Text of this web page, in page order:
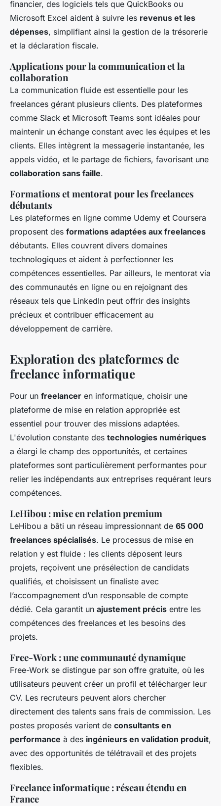
financier, des logiciels tels que QuickBooks ou
Microsoft Excel aident à suivre les revenus et les
dépenses, simplifiant ainsi la gestion de la trésorerie
et la déclaration fiscale.
Applications pour la communication et la
collaboration
La communication fluide est essentielle pour les
freelances gérant plusieurs clients. Des plateformes
comme Slack et Microsoft Teams sont idéales pour
maintenir un échange constant avec les équipes et les
clients. Elles intègrent la messagerie instantanée, les
appels vidéo, et le partage de fichiers, favorisant une
collaboration sans faille.
Formations et mentorat pour les freelances
débutants
Les plateformes en ligne comme Udemy et Coursera
proposent des formations adaptées aux freelances
débutants. Elles couvrent divers domaines
technologiques et aident à perfectionner les
compétences essentielles. Par ailleurs, le mentorat via
des communautés en ligne ou en rejoignant des
réseaux tels que LinkedIn peut offrir des insights
précieux et contribuer efficacement au
développement de carrière.
Exploration des plateformes de
freelance informatique
Pour un freelancer en informatique, choisir une
plateforme de mise en relation appropriée est
essentiel pour trouver des missions adaptées.
L'évolution constante des technologies numériques
a élargi le champ des opportunités, et certaines
plateformes sont particulièrement performantes pour
relier les indépendants aux entreprises requérant leurs
compétences.
LeHibou : mise en relation premium
LeHibou a bâti un réseau impressionnant de 65 000
freelances spécialisés. Le processus de mise en
relation y est fluide : les clients déposent leurs
projets, reçoivent une présélection de candidats
qualifiés, et choisissent un finaliste avec
l’accompagnement d’un responsable de compte
dédié. Cela garantit un ajustement précis entre les
compétences des freelances et les besoins des
projets.
Free-Work : une communauté dynamique
Free-Work se distingue par son offre gratuite, où les
utilisateurs peuvent créer un profil et télécharger leur
CV. Les recruteurs peuvent alors chercher
directement des talents sans frais de commission. Les
postes proposés varient de consultants en
performance à des ingénieurs en validation produit,
avec des opportunités de télétravail et des projets
flexibles.
Freelance informatique : réseau étendu en
France